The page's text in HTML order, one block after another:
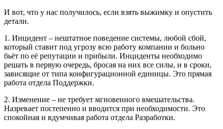
И вот, что у нас получилось, если взять выжимку и опустить
детали.
1. Инцидент – нештатное поведение системы, любой сбой,
который ставит под угрозу всю работу компании и больно
бьёт по её репутации и прибыли. Инциденты необходимо
решать в первую очередь, бросая на них все силы, и в сроки,
зависящие от типа конфигурационной единицы. Это прямая
работа отдела Поддержки.
2. Изменение – не требует мгновенного вмешательства.
Назревает постепенно и вводится при необходимости. Это
спокойная и вдумчивая работа отдела Разработки.